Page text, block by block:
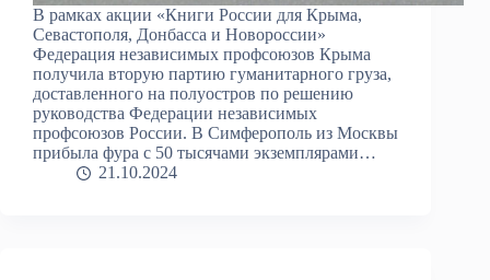
В рамках акции «Книги России для Крыма,
Севастополя, Донбасса и Новороссии»
Федерация независимых профсоюзов Крыма
получила вторую партию гуманитарного груза,
доставленного на полуостров по решению
руководства Федерации независимых
профсоюзов России. В Симферополь из Москвы
прибыла фура с 50 тысячами экземплярами…
21.10.2024